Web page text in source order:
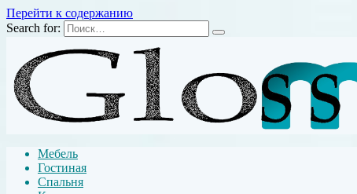
Перейти к содержанию
Search for:
Мебель
Гостиная
Спальня